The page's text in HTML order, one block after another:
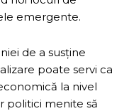
emergente.
de a susține
poate servi ca
la nivel
politici menite să